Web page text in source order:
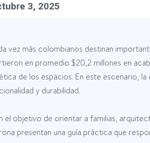
3, 2025
vez más colombianos destinan
en promedio $20,2 millones en
de los espacios. En este escenario,
y durabilidad.
el objetivo de orientar a familias,
presentan una guía práctica que